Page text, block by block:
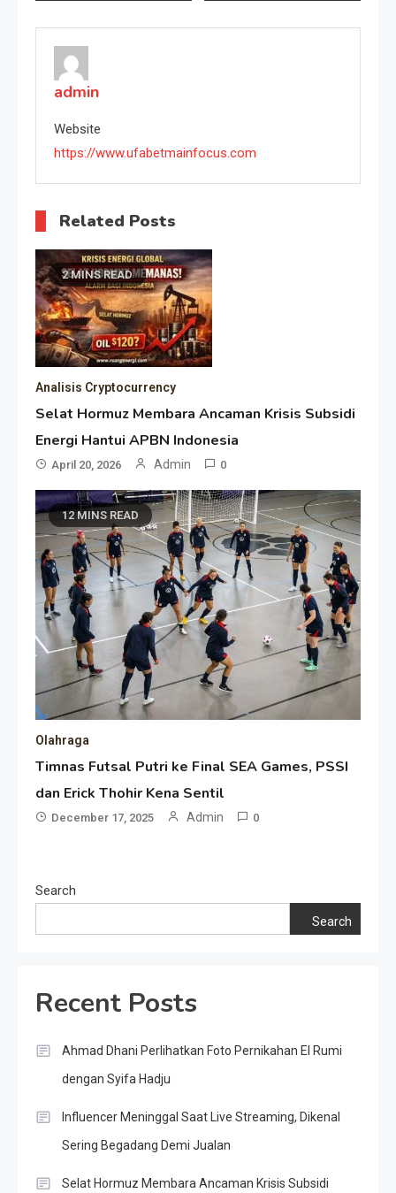
navigation
admin
Website
https://www.ufabetmainfocus.com
Related Posts
2 MINS READ
Analisis Cryptocurrency
Selat Hormuz Membara Ancaman Krisis Subsidi
Energi Hantui APBN Indonesia
April 20, 2026 Admin 0
12 MINS READ
Olahraga
Timnas Futsal Putri ke Final SEA Games, PSSI
dan Erick Thohir Kena Sentil
December 17, 2025 Admin 0
Search
Search
Recent Posts
Ahmad Dhani Perlihatkan Foto Pernikahan El Rumi
dengan Syifa Hadju
Influencer Meninggal Saat Live Streaming, Dikenal
Sering Begadang Demi Jualan
Selat Hormuz Membara Ancaman Krisis Subsidi